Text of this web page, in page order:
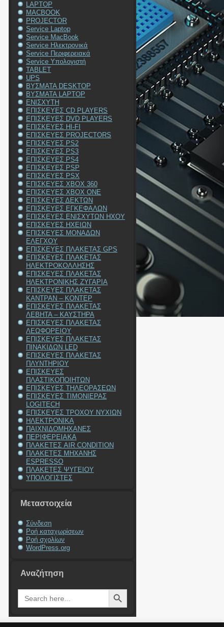
LAPTOP
MACBOOK
PROJECTOR
Service Laptop
Service MacBook
Service Ηλεκτρονικά
Service Περιφερειακά
Service Υπολογιστή
TABLET
UPS
ΒΥΣΜΑΤΑ DESKTOP
ΒΥΣΜΑΤΑ LAPTOP
ΕΝΙΣΧΥΤΗ
ΕΠΙΣΚΕΥΕΣ CD PLAYERS
ΕΠΙΣΚΕΥΕΣ DVD PLAYERS
ΕΠΙΣΚΕΥΕΣ HI-FI
ΕΠΙΣΚΕΥΕΣ PROJECTORS
ΕΠΙΣΚΕΥΕΣ PS2
ΕΠΙΣΚΕΥΕΣ PS3
ΕΠΙΣΚΕΥΕΣ PS4
ΕΠΙΣΚΕΥΕΣ PSP
ΕΠΙΣΚΕΥΕΣ PSX
ΕΠΙΣΚΕΥΕΣ XBOX 360
ΕΠΙΣΚΕΥΕΣ XBOX ONE
ΕΠΙΣΚΕΥΕΣ ΔΕΚΤΩΝ
ΕΠΙΣΚΕΥΕΣ ΕΓΚΕΦΑΛΩΝ
ΕΠΙΣΚΕΥΕΣ ΕΝΙΣΧΥΤΩΝ ΗΧΟΥ
ΕΠΙΣΚΕΥΕΣ ΗΧΕΙΩΝ
ΕΠΙΣΚΕΥΕΣ ΜΟΝΑΔΩΝ
ΕΛΕΓΧΟΥ
ΕΠΙΣΚΕΥΕΣ ΠΛΑΚΕΤΑΣ GPS
ΕΠΙΣΚΕΥΕΣ ΠΛΑΚΕΤΑΣ
ΗΛΕΚΤΡΟΚΟΛΛΗΣΗΣ
ΕΠΙΣΚΕΥΕΣ ΠΛΑΚΕΤΑΣ
ΗΛΕΚΤΡΟΝΙΚΗΣ ΖΥΓΑΡΙΑ
ΕΠΙΣΚΕΥΕΣ ΠΛΑΚΕΤΑΣ
ΚΑΝΤΡΑΝ – ΚΟΝΤΕΡ
ΕΠΙΣΚΕΥΕΣ ΠΛΑΚΕΤΑΣ
ΛΕΒΗΤΑ – ΚΑΥΣΤΗΡΑ
ΕΠΙΣΚΕΥΕΣ ΠΛΑΚΕΤΑΣ
ΛΕΩΦΟΡΕΙΟΥ
ΕΠΙΣΚΕΥΕΣ ΠΛΑΚΕΤΑΣ
ΠΙΝΑΚΙΔΩΝ LED
ΕΠΙΣΚΕΥΕΣ ΠΛΑΚΕΤΑΣ
ΠΛΥΝΤΗΡΙΟΥ
ΕΠΙΣΚΕΥΕΣ
ΠΛΑΣΤΙΚΟΠΟΙΗΤΩΝ
ΕΠΙΣΚΕΥΕΣ ΤΗΛΕΟΡΑΣΕΩΝ
ΕΠΙΣΚΕΥΕΣ ΤΙΜΟΝΙΕΡΑΣ
LOGITECH
ΕΠΙΣΚΕΥΕΣ ΤΡΟΧΟΥ ΝΥΧΙΩΝ
ΗΛΕΚΤΡΟΝΙΚΑ
ΠΑΙΧΝΙΔΟΜΗΧΑΝΕΣ
ΠΕΡΙΦΕΡΕΙΑΚΑ
ΠΛΑΚΕΤΕΣ AIR CONDITION
ΠΛΑΚΕΤΕΣ ΜΗΧΑΝΗΣ
ESPRESSO
ΠΛΑΚΕΤΕΣ ΨΥΓΕΙΟΥ
ΥΠΟΛΟΓΙΣΤΕΣ
Μεταστοιχεία
Σύνδεση
Ροή καταχωρίσεων
Ροή σχολίων
WordPress.org
Αναζήτηση
Search
for:
Search Button